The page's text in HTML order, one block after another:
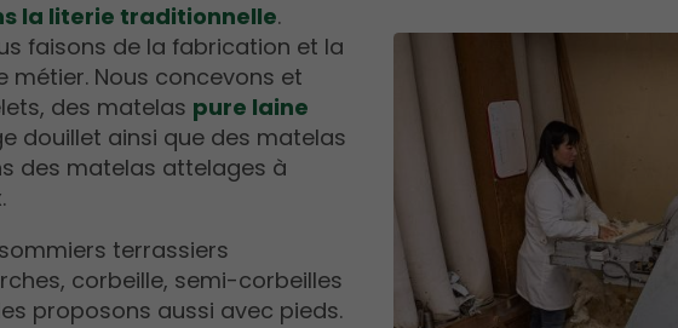
la literie traditionnelle.
faisons de la fabrication et la
Nous concevons et
des matelas pure laine
douillet ainsi que des matelas
des matelas attelages à
terrassiers
corbeille, semi-corbeilles
proposons aussi avec pieds.